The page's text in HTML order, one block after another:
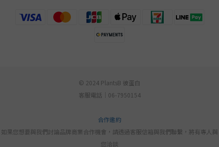
© 2024 PlantsB 彼蛋白
客服電話｜06-7950154
合作邀約
如果您想要與我們討論品牌商業合作機會，請透過客服信箱與我們聯繫，將有專人與
您洽談